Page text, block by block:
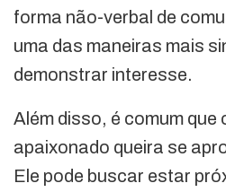
forma não-verbal de
uma das maneiras mais
demonstrar interesse.
Além disso, é comum que
apaixonado queira se
Ele pode buscar estar